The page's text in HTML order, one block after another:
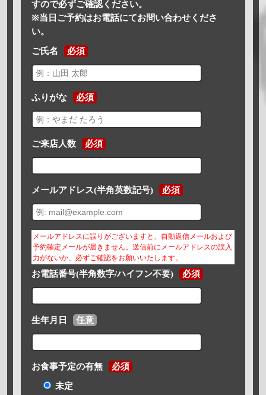
すので必ずご確認ください。
※当日ご予約はお電話にてお問い合わせくださ
い。
ご氏名 必須
ふりがな 必須
ご来店人数 必須
メールアドレス(半角英数記号) 必須
メールアドレスに誤りがございますと、自動返信メールおよび
予約確定メールが届きません。送信前にメールアドレスの誤入
力がないか、必ずご確認をお願いいたします。
お電話番号(半角数字/ハイフン不要) 必須
生年月日 任意
お食事予定の有無 必須
未定